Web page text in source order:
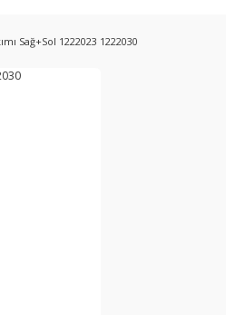
Sağ+Sol 1222023 1222030